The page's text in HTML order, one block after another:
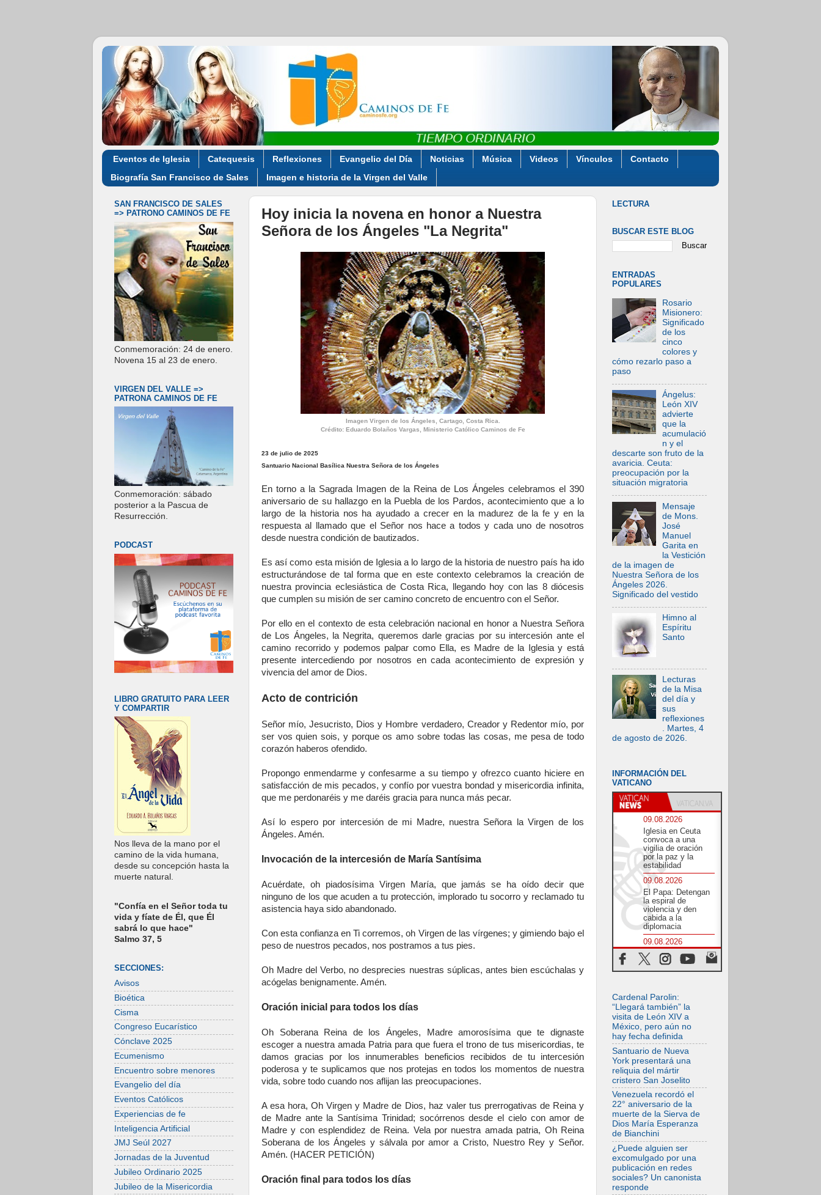
Eventos de Iglesia Catequesis Reflexiones Evangelio del Día Noticias Música Videos Vínculos
Contacto
Biografía San Francisco de Sales
Imagen e historia de la Virgen del Valle
Hoy inicia la novena en honor a Nuestra
Señora de los Ángeles "La Negrita"
Imagen Virgen de los Ángeles, Cartago, Costa Rica.
Crédito: Eduardo Bolaños Vargas, Ministerio Católico Caminos de Fe
23 de julio de 2025
Santuario Nacional Basílica Nuestra Señora de los Ángeles
En torno a la Sagrada Imagen de la Reina de Los Ángeles celebramos el 390
aniversario de su hallazgo en la Puebla de los Pardos, acontecimiento que a lo
largo de la historia nos ha ayudado a crecer en la madurez de la fe y en la
respuesta al llamado que el Señor nos hace a todos y cada uno de nosotros
desde nuestra condición de bautizados.
Es así como esta misión de Iglesia a lo largo de la historia de nuestro país ha ido
estructurándose de tal forma que en este contexto celebramos la creación de
nuestra provincia eclesiástica de Costa Rica, llegando hoy con las 8 diócesis
que cumplen su misión de ser camino concreto de encuentro con el Señor.
Por ello en el contexto de esta celebración nacional en honor a Nuestra Señora
de Los Ángeles, la Negrita, queremos darle gracias por su intercesión ante el
camino recorrido y podemos palpar como Ella, es Madre de la Iglesia y está
presente intercediendo por nosotros en cada acontecimiento de expresión y
vivencia del amor de Dios.
Acto de contrición
Señor mío, Jesucristo, Dios y Hombre verdadero, Creador y Redentor mío, por
ser vos quien sois, y porque os amo sobre todas las cosas, me pesa de todo
corazón haberos ofendido.
Propongo enmendarme y confesarme a su tiempo y ofrezco cuanto hiciere en
satisfacción de mis pecados, y confío por vuestra bondad y misericordia infinita,
que me perdonaréis y me daréis gracia para nunca más pecar.
Así lo espero por intercesión de mi Madre, nuestra Señora la Virgen de los
Ángeles. Amén.
Invocación de la intercesión de María Santísima
Acuérdate, oh piadosísima Virgen María, que jamás se ha oído decir que
ninguno de los que acuden a tu protección, implorado tu socorro y reclamado tu
asistencia haya sido abandonado.
Con esta confianza en Ti corremos, oh Virgen de las vírgenes; y gimiendo bajo el
peso de nuestros pecados, nos postramos a tus pies.
Oh Madre del Verbo, no desprecies nuestras súplicas, antes bien escúchalas y
acógelas benignamente. Amén.
Oración inicial para todos los días
Oh Soberana Reina de los Ángeles, Madre amorosísima que te dignaste
escoger a nuestra amada Patria para que fuera el trono de tus misericordias, te
damos gracias por los innumerables beneficios recibidos de tu intercesión
poderosa y te suplicamos que nos protejas en todos los momentos de nuestra
vida, sobre todo cuando nos aflijan las preocupaciones.
A esa hora, Oh Virgen y Madre de Dios, haz valer tus prerrogativas de Reina y
de Madre ante la Santísima Trinidad; socórrenos desde el cielo con amor de
Madre y con esplendidez de Reina. Vela por nuestra amada patria, Oh Reina
Soberana de los Ángeles y sálvala por amor a Cristo, Nuestro Rey y Señor.
Amén. (HACER PETICIÓN)
Oración final para todos los días
SAN FRANCISCO DE SALES
=> PATRONO CAMINOS DE FE
Conmemoración: 24 de enero.
Novena 15 al 23 de enero.
VIRGEN DEL VALLE =>
PATRONA CAMINOS DE FE
Conmemoración: sábado
posterior a la Pascua de
Resurrección.
PODCAST
LIBRO GRATUITO PARA LEER
Y COMPARTIR
Nos lleva de la mano por el
camino de la vida humana,
desde su concepción hasta la
muerte natural.
"Confía en el Señor toda tu
vida y fíate de Él, que Él
sabrá lo que hace"
Salmo 37, 5
SECCIONES:
Avisos
Bioética
Cisma
Congreso Eucarístico
Cónclave 2025
Ecumenismo
Encuentro sobre menores
Evangelio del día
Eventos Católicos
Experiencias de fe
Inteligencia Artificial
JMJ Seúl 2027
Jornadas de la Juventud
Jubileo Ordinario 2025
Jubileo de la Misericordia
LECTURA
BUSCAR ESTE BLOG
ENTRADAS
POPULARES
Rosario
Misionero:
Significado
de los
cinco
colores y
cómo rezarlo paso a
paso
Ángelus:
León XIV
advierte
que la
acumulació
n y el
descarte son fruto de la
avaricia. Ceuta:
preocupación por la
situación migratoria
Mensaje
de Mons.
José
Manuel
Garita en
la Vestición
de la imagen de
Nuestra Señora de los
Ángeles 2026.
Significado del vestido
Himno al
Espíritu
Santo
Lecturas
de la Misa
del día y
sus
reflexiones
. Martes, 4
de agosto de 2026.
INFORMACIÓN DEL
VATICANO
09.08.2026
Iglesia en Ceuta
convoca a una
vigilia de oración
por la paz y la
estabilidad
09.08.2026
El Papa: Detengan
la espiral de
violencia y den
cabida a la
diplomacia
09.08.2026
León XIV: Confiar
en Dios, no
desesperarnos en la
08.08.2026
En Castel Gandolfo,
el tapiz de Raffaello
sobre el sermón de
San Pablo
08.08.2026
En Colombia, «la
paz no se compra
con una firma»
08.08.2026
En Venezuela
celebraron los 416
años del Santo
Cristo de La Grita
08.08.2026
El Papa: en Santa
Ágata
contemplamos la
victoria del amor
sobre la muerte
Cardenal Parolin:
“Llegará también” la
visita de León XIV a
México, pero aún no
hay fecha definida
Santuario de Nueva
York presentará una
reliquia del mártir
cristero San Joselito
Venezuela recordó el
22° aniversario de la
muerte de la Sierva de
Dios María Esperanza
de Bianchini
¿Puede alguien ser
excomulgado por una
publicación en redes
sociales? Un canonista
responde